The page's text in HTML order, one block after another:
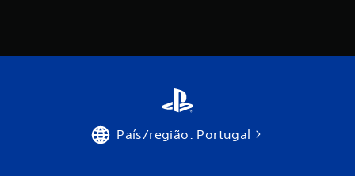
País/região: Portugal